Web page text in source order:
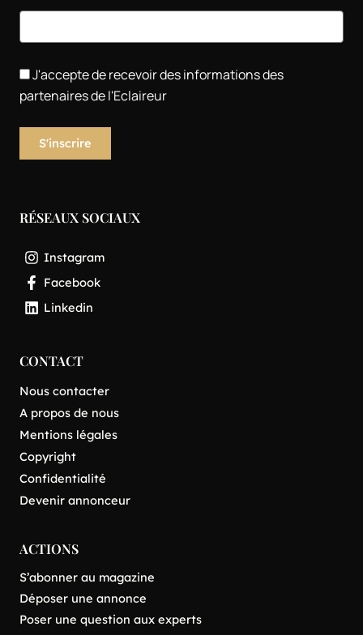
J'accepte de recevoir des informations des
partenaires de l'Eclaireur
RÉSEAUX SOCIAUX
Instagram
Facebook
Linkedin
CONTACT
Nous contacter
A propos de nous
Mentions légales
Copyright
Confidentialité
Devenir annonceur
ACTIONS
S’abonner au magazine
Déposer une annonce
Poser une question aux experts